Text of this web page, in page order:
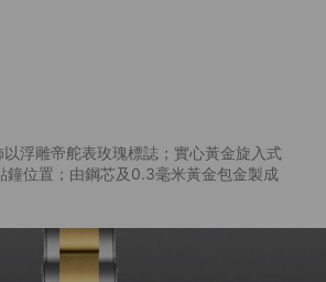
浮雕帝舵表玫瑰標誌；實心黃金旋入式
鐘位置；由鋼芯及0.3毫米黃金包金製成